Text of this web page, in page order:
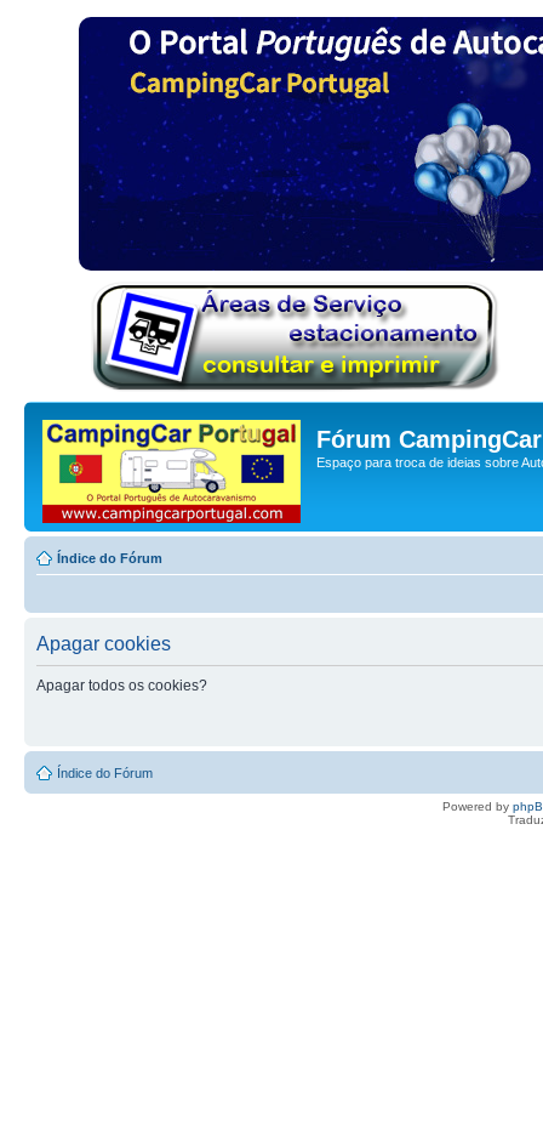
Fórum
Espaço para troca de ideias sobre
Índice do Fórum
Apagar cookies
Apagar todos os cookies?
Índice do Fórum
Powered by